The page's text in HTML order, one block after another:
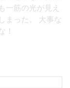
一筋の光が見え
まった。 大事な
！